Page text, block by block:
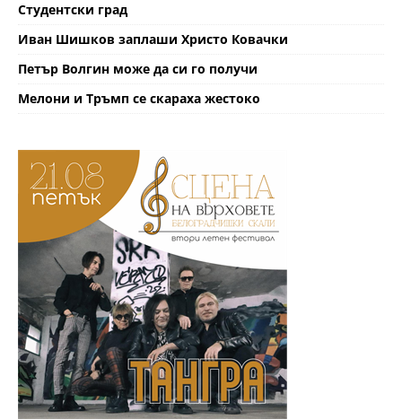
Студентски град
Иван Шишков заплаши Христо Ковачки
Петър Волгин може да си го получи
Мелони и Тръмп се скараха жестоко